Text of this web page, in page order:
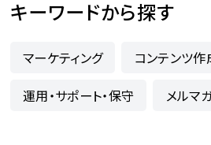
キーワードから探す
マーケティング コンテンツ作
運用・サポート・保守 メルマ